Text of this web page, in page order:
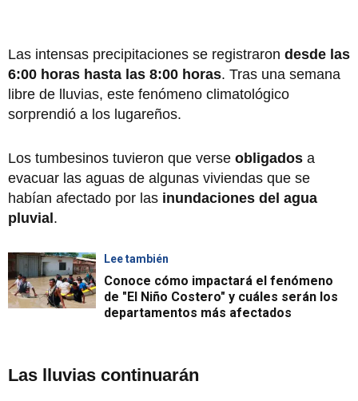
Las intensas precipitaciones se registraron desde las
6:00 horas hasta las 8:00 horas. Tras una semana
libre de lluvias, este fenómeno climatológico
sorprendió a los lugareños.
Los tumbesinos tuvieron que verse obligados a
evacuar las aguas de algunas viviendas que se
habían afectado por las inundaciones del agua
pluvial.
Lee también
Conoce cómo impactará el fenómeno
de "El Niño Costero" y cuáles serán los
departamentos más afectados
Las lluvias continuarán